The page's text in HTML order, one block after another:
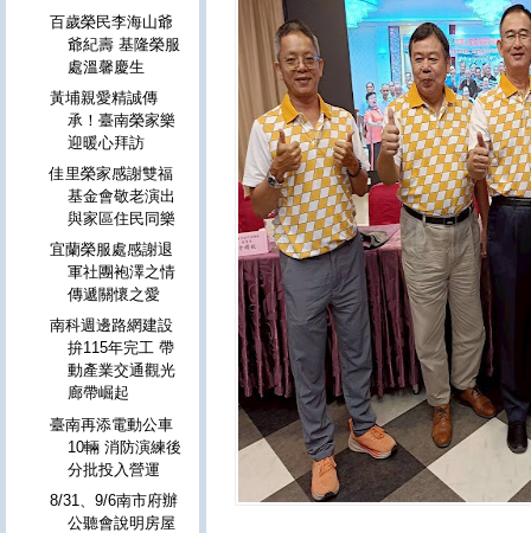
百歲榮民李海山爺
爺紀壽 基隆榮服
處溫馨慶生
黃埔親愛精誠傳
承！臺南榮家樂
迎暖心拜訪
佳里榮家感謝雙福
基金會敬老演出
與家區住民同樂
宜蘭榮服處感謝退
軍社團袍澤之情
傳遞關懷之愛
南科週邊路網建設
拚115年完工 帶
動產業交通觀光
廊帶崛起
臺南再添電動公車
10輛 消防演練後
分批投入營運
8/31、9/6南市府辦
公聽會說明房屋